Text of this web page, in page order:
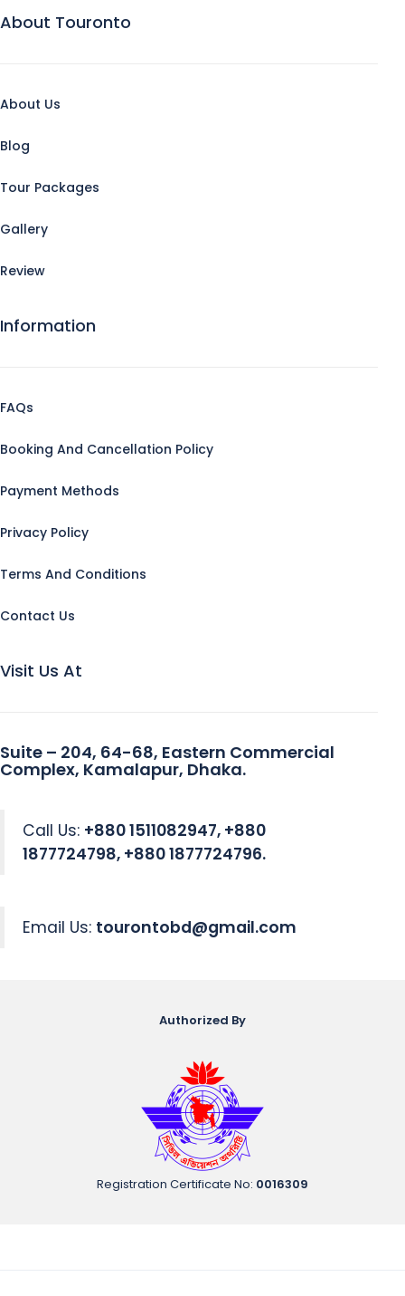
About Touronto
About Us
Blog
Tour Packages
Gallery
Review
Information
FAQs
Booking And Cancellation Policy
Payment Methods
Privacy Policy
Terms And Conditions
Contact Us
Visit Us At
Suite – 204, 64-68, Eastern Commercial
Complex, Kamalapur, Dhaka.
Call Us: +880 1511082947, +880
1877724798, +880 1877724796.
Email Us: tourontobd@gmail.com
Authorized By
Registration Certificate No: 0016309